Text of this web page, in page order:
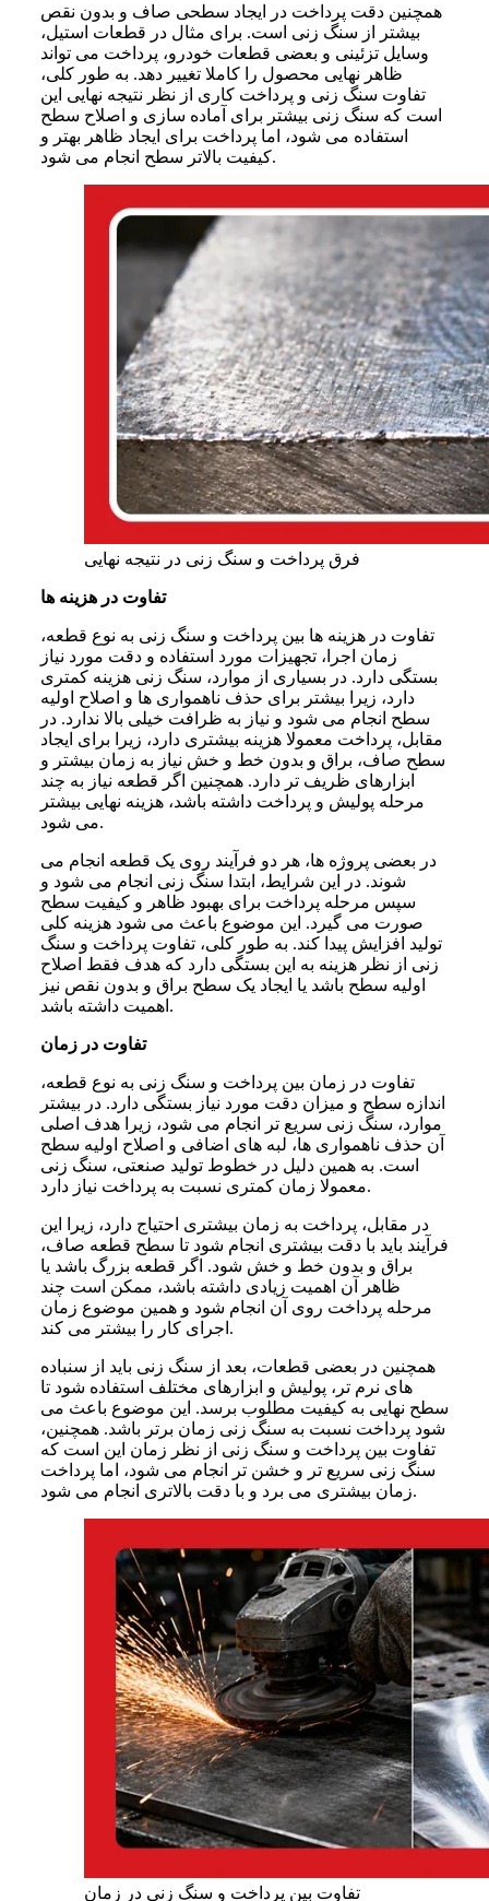
همچنین دقت پرداخت در ایجاد سطحی صاف و بدون نقص
بیشتر از سنگ زنی است. برای مثال در قطعات استیل،
وسایل تزئینی و بعضی قطعات خودرو، پرداخت می تواند
ظاهر نهایی محصول را کاملا تغییر دهد. به طور کلی،
تفاوت سنگ زنی و پرداخت کاری از نظر نتیجه نهایی این
است که سنگ زنی بیشتر برای آماده سازی و اصلاح سطح
استفاده می شود، اما پرداخت برای ایجاد ظاهر بهتر و
کیفیت بالاتر سطح انجام می شود.
فرق پرداخت و سنگ زنی در نتیجه نهایی
تفاوت در هزینه ها
تفاوت در هزینه ها بین پرداخت و سنگ زنی به نوع قطعه،
زمان اجرا، تجهیزات مورد استفاده و دقت مورد نیاز
بستگی دارد. در بسیاری از موارد، سنگ زنی هزینه کمتری
دارد، زیرا بیشتر برای حذف ناهمواری ها و اصلاح اولیه
سطح انجام می شود و نیاز به ظرافت خیلی بالا ندارد. در
مقابل، پرداخت معمولا هزینه بیشتری دارد، زیرا برای ایجاد
سطح صاف، براق و بدون خط و خش نیاز به زمان بیشتر و
ابزارهای ظریف تر دارد. همچنین اگر قطعه نیاز به چند
مرحله پولیش و پرداخت داشته باشد، هزینه نهایی بیشتر
می شود.
در بعضی پروژه ها، هر دو فرآیند روی یک قطعه انجام می
شوند. در این شرایط، ابتدا سنگ زنی انجام می شود و
سپس مرحله پرداخت برای بهبود ظاهر و کیفیت سطح
صورت می گیرد. این موضوع باعث می شود هزینه کلی
تولید افزایش پیدا کند. به طور کلی، تفاوت پرداخت و سنگ
زنی از نظر هزینه به این بستگی دارد که هدف فقط اصلاح
اولیه سطح باشد یا ایجاد یک سطح براق و بدون نقص نیز
اهمیت داشته باشد.
تفاوت در زمان
تفاوت در زمان بین پرداخت و سنگ زنی به نوع قطعه،
اندازه سطح و میزان دقت مورد نیاز بستگی دارد. در بیشتر
موارد، سنگ زنی سریع تر انجام می شود، زیرا هدف اصلی
آن حذف ناهمواری ها، لبه های اضافی و اصلاح اولیه سطح
است. به همین دلیل در خطوط تولید صنعتی، سنگ زنی
معمولا زمان کمتری نسبت به پرداخت نیاز دارد.
در مقابل، پرداخت به زمان بیشتری احتیاج دارد، زیرا این
فرآیند باید با دقت بیشتری انجام شود تا سطح قطعه صاف،
براق و بدون خط و خش شود. اگر قطعه بزرگ باشد یا
ظاهر آن اهمیت زیادی داشته باشد، ممکن است چند
مرحله پرداخت روی آن انجام شود و همین موضوع زمان
اجرای کار را بیشتر می کند.
همچنین در بعضی قطعات، بعد از سنگ زنی باید از سنباده
های نرم تر، پولیش و ابزارهای مختلف استفاده شود تا
سطح نهایی به کیفیت مطلوب برسد. این موضوع باعث می
شود پرداخت نسبت به سنگ زنی زمان برتر باشد. همچنین،
تفاوت بین پرداخت و سنگ زنی از نظر زمان این است که
سنگ زنی سریع تر و خشن تر انجام می شود، اما پرداخت
زمان بیشتری می برد و با دقت بالاتری انجام می شود.
تفاوت بین پرداخت و سنگ زنی در زمان